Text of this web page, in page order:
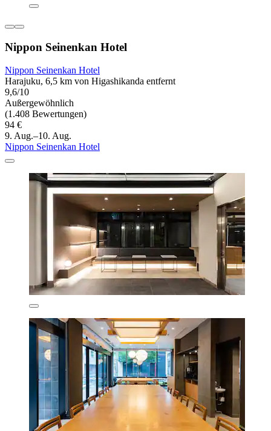
Nippon Seinenkan Hotel
Nippon Seinenkan Hotel
Harajuku, 6,5 km von Higashikanda entfernt
9,6/10
Außergewöhnlich
(1.408 Bewertungen)
94 €
9. Aug.–10. Aug.
Nippon Seinenkan Hotel